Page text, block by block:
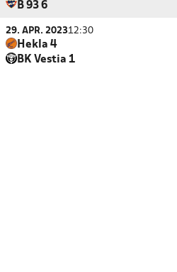
B 93 6
29. APR. 202312:30
Hekla 4
BK Vestia 1